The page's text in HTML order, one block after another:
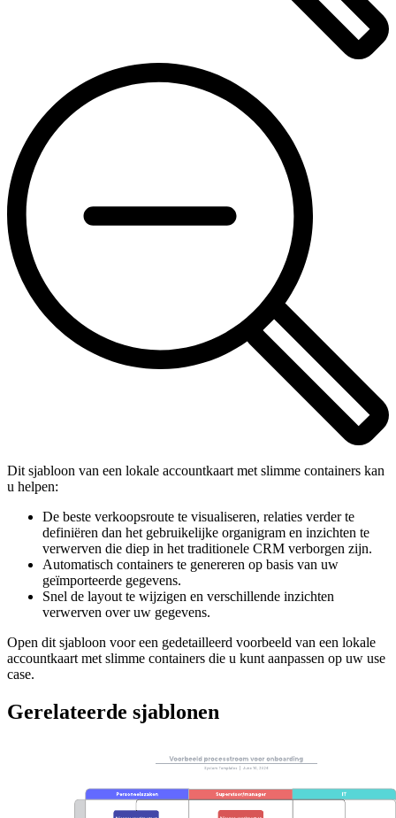
Dit sjabloon van een lokale accountkaart met slimme containers kan
u helpen:
De beste verkoopsroute te visualiseren, relaties verder te
definiëren dan het gebruikelijke organigram en inzichten te
verwerven die diep in het traditionele CRM verborgen zijn.
Automatisch containers te genereren op basis van uw
geïmporteerde gegevens.
Snel de layout te wijzigen en verschillende inzichten
verwerven over uw gegevens.
Open dit sjabloon voor een gedetailleerd voorbeeld van een lokale
accountkaart met slimme containers die u kunt aanpassen op uw use
case.
Gerelateerde sjablonen